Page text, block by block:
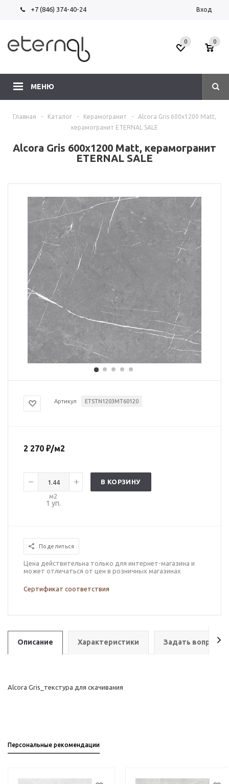
+7 (846) 374-40-24 Вход
МЕНЮ
0 0
Главная - Каталог - Керамогранит -
Alcora Gris 600х1200 Matt,
керамогранит ETERNAL SALE
Alcora Gris 600х1200 Matt, керамогранит
ETERNAL SALE
Артикул ETSTN1203MT60120
2 270 ₽/м2
м2
1 уп.
В КОРЗИНУ
Поделиться
Цена действительна только для интернет-магазина и
может отличаться от цен в розничных магазинах
Сертификат соответствия
Описание Характеристики Задать вопрос
Alcora Gris_текстура для скачивания
Персональные рекомендации